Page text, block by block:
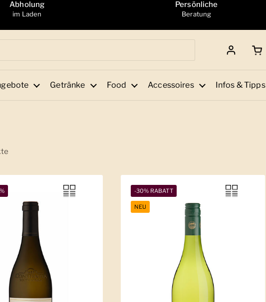
Abholung
im Laden
Persönliche
Beratung
Getränke Food Accessoires Infos & Tipps
-30% RABATT
NEU